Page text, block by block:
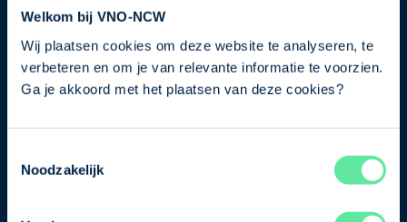
Welkom bij VNO-NCW
Wij plaatsen cookies om deze website te analyseren, te
verbeteren en om je van relevante informatie te voorzien.
Ga je akkoord met het plaatsen van deze cookies?
Noodzakelijk
je nu in voor de VNO-NCW nieuwsbrief.
Schrijf je in
Direct naar
Ons verhaal